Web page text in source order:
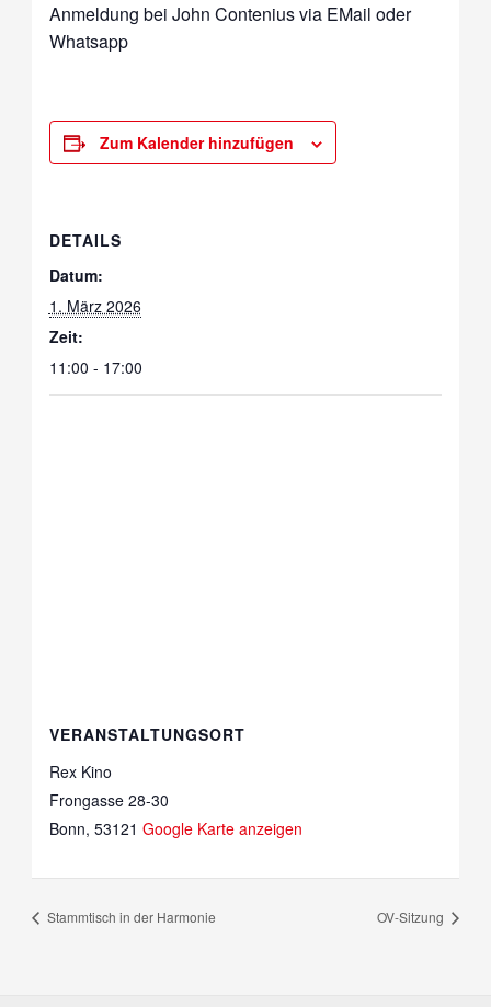
Anmeldung bei John Contenius via EMail oder
Whatsapp
Zum Kalender hinzufügen
DETAILS
Datum:
1. März 2026
Zeit:
11:00 - 17:00
VERANSTALTUNGSORT
Rex Kino
Frongasse 28-30
Bonn, 53121 Google Karte anzeigen
Stammtisch in der Harmonie OV-Sitzung